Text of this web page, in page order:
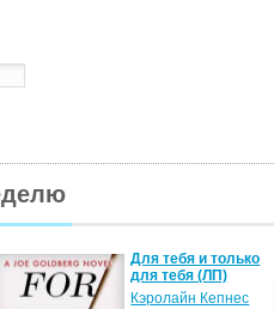
Для тебя и только
для тебя (ЛП)
Кэролайн Кепнес